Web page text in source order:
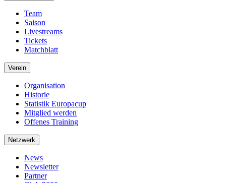
Team
Saison
Livestreams
Tickets
Matchblatt
Verein
Organisation
Historie
Statistik Europacup
Mitglied werden
Offenes Training
Netzwerk
News
Newsletter
Partner